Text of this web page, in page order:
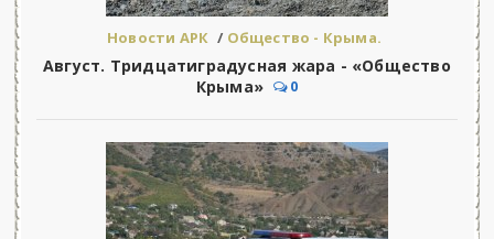
Новости АРК / Общество - Крыма.
Август. Тридцатиградусная жара - «Общество
Крыма»
0